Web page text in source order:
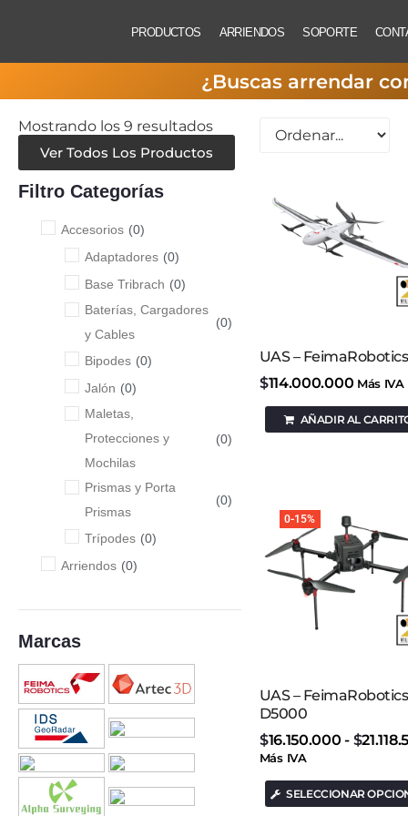
PRODUCTOS ARRIENDOS SOPORTE
¿Buscas arrendar
Mostrando los 9 resultados
Ver Todos Los Productos
Filtro Categorías
Accesorios (0)
Adaptadores (0)
Base Tribrach (0)
Baterías, Cargadores
y Cables
(0)
Bipodes (0)
Jalón (0)
Maletas,
Protecciones y
Mochilas
(0)
Prismas y Porta
Prismas
(0)
Trípodes (0)
Arriendos (0)
Estaciones Totales
Estaciones Manuales
Estaciones
Robotizadas
Georadares (0)
Georadar
Localizadores (0)
Marcas
UAS –
$114.000.000 Más IVA
AÑADIR AL
0-15%
UAS – FeimaRobotics
D5000
$16.150.000 - $
Más IVA
SELECCIONAR